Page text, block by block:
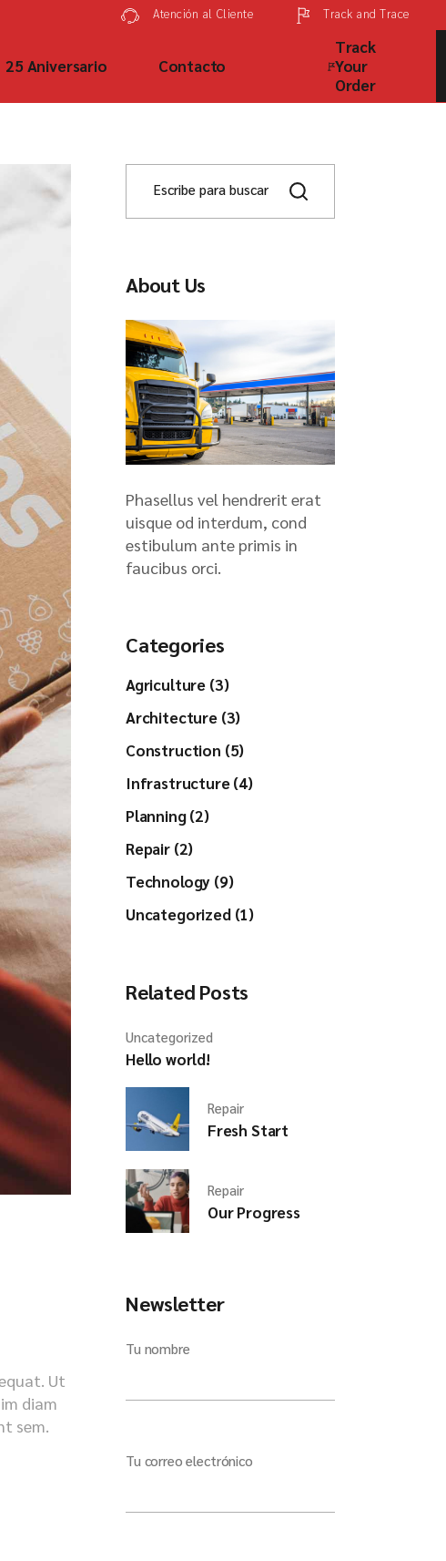
Atención al Cliente Track and Trace
25 Aniversario Contacto
Track
Your
Order
Ut
diam
sem.
About Us
Phasellus vel hendrerit erat
uisque od interdum, cond
estibulum ante primis in
faucibus orci.
Categories
Agriculture (3)
Architecture (3)
Construction (5)
Infrastructure (4)
Planning (2)
Repair (2)
Technology (9)
Uncategorized (1)
Related Posts
Uncategorized
Hello world!
Repair
Fresh Start
Repair
Our Progress
Newsletter
Tu nombre
Tu correo electrónico